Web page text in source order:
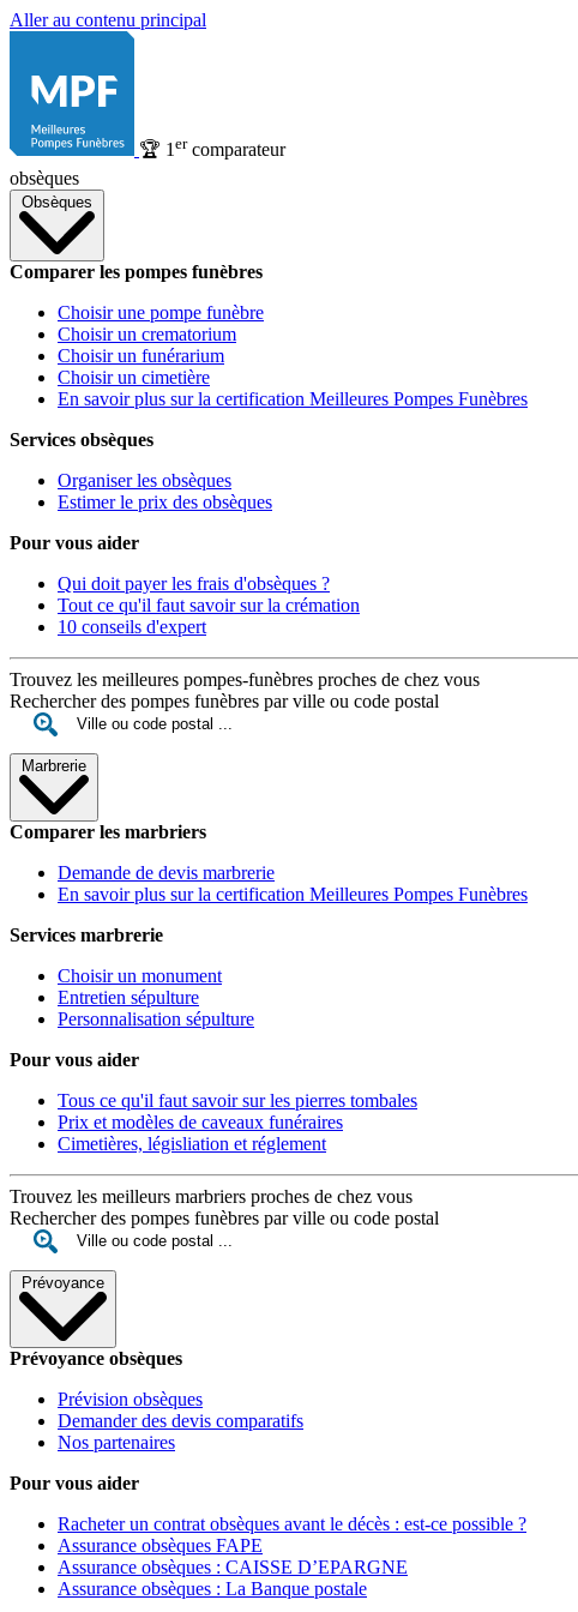
Aller au contenu principal
🏆 1 ercomparateur
obsèques
Obsèques
Comparer les pompes funèbres
Choisir une pompe funèbre
Choisir un crematorium
Choisir un funérarium
Choisir un cimetière
En savoir plus sur la certification Meilleures Pompes Funèbres
Services obsèques
Organiser les obsèques
Estimer le prix des obsèques
Pour vous aider
Qui doit payer les frais d'obsèques ?
Tout ce qu'il faut savoir sur la crémation
10 conseils d'expert
Trouvez les meilleures pompes-funèbres proches de chez vous
Rechercher des pompes funèbres par ville ou code postal
Marbrerie
Comparer les marbriers
Demande de devis marbrerie
En savoir plus sur la certification Meilleures Pompes Funèbres
Services marbrerie
Choisir un monument
Entretien sépulture
Personnalisation sépulture
Pour vous aider
Tous ce qu'il faut savoir sur les pierres tombales
Prix et modèles de caveaux funéraires
Cimetières, législiation et réglement
Trouvez les meilleurs marbriers proches de chez vous
Rechercher des pompes funèbres par ville ou code postal
Prévoyance
Prévoyance obsèques
Prévision obsèques
Demander des devis comparatifs
Nos partenaires
Pour vous aider
Racheter un contrat obsèques avant le décès : est-ce possible ?
Assurance obsèques FAPE
Assurance obsèques : CAISSE D’EPARGNE
Assurance obsèques : La Banque postale